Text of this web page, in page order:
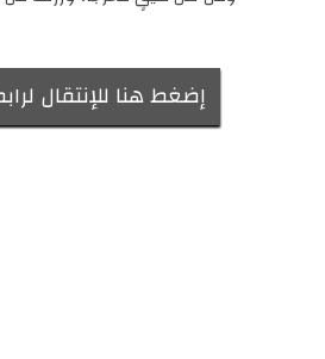
إضغط هنا للإنتقال